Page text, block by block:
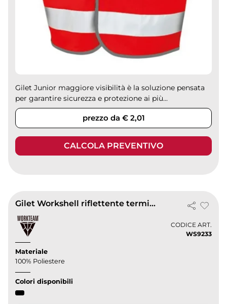
Gilet Junior maggiore visibilità è la soluzione pensata
per garantire sicurezza e protezione ai più...
prezzo da € 2,01
CALCOLA PREVENTIVO
Gilet Workshell riflettente termico, 100% poliestere Rugged
CODICE ART.
WS9233
Materiale
100% Poliestere
Colori disponibili